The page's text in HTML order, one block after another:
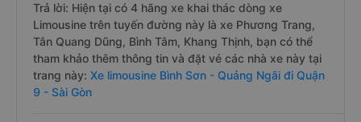
Trả lời: Hiện tại có 4 hãng xe khai thác dòng xe
Limousine trên tuyến đường này là xe Phương Trang,
Tân Quang Dũng, Bình Tâm, Khang Thịnh, bạn có thể
tham khảo thêm thông tin và đặt vé các nhà xe này tại
trang này: Xe limousine Bình Sơn - Quảng Ngãi đi Quận
9 - Sài Gòn